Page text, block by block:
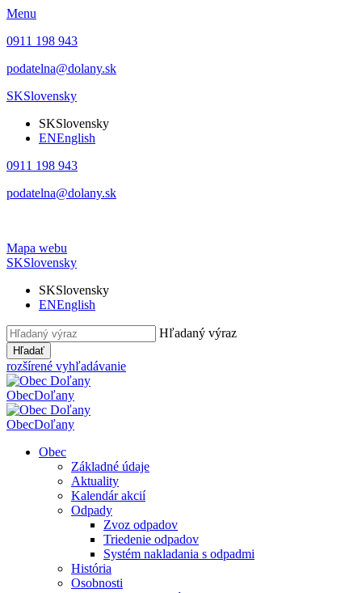
Menu
0911 198 943
podatelna@dolany.sk
SKSlovensky
SKSlovensky
ENEnglish
0911 198 943
podatelna@dolany.sk
Mapa webu
SKSlovensky
SKSlovensky
ENEnglish
Hľadaný výraz
Hľadať
rozšírené vyhľadávanie
ObecDoľany
ObecDoľany
Obec
Základné údaje
Aktuality
Kalendár akcií
Odpady
Zvoz odpadov
Triedenie odpadov
Systém nakladania s odpadmi
História
Osobnosti